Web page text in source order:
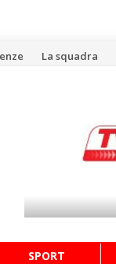
La squadra
SPORT